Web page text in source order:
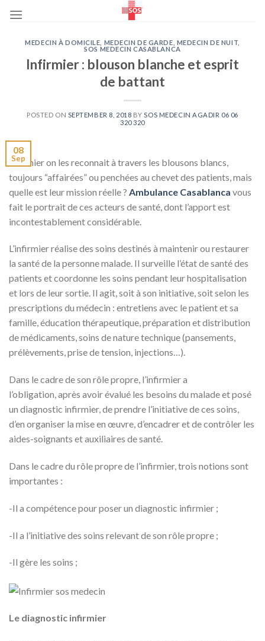
MEDECIN À DOMICILE MEDECIN DE GARDE MEDECIN DE NUIT
SOS MEDECIN CASABLANCA
Infirmier : blouson blanche et esprit
de battant
POSTED ON SEPTEMBER 8, 2018 BY SOS MEDECIN AGADIR 06 06
320 320
08
Sep
Infirmier on les reconnait à travers les blousons blancs,
toujours “affairées” ou penchées au chevet des patients, mais
quelle est leur mission réelle ? Ambulance Casablanca vous
fait le portrait de ces acteurs de santé, dont l’apport est
incontestablement considérable.
L’infirmier réalise des soins destinés à maintenir ou restaurer
la santé de la personne malade. Il surveille l’état de santé des
patients et coordonne les soins pendant leur hospitalisation
et lors de leur sortie. Il agit, soit à son initiative, soit selon les
prescriptions du médecin : entretiens avec le patient et sa
famille, éducation thérapeutique, préparation et distribution
de médicaments, soins de nature technique (pansements,
prélèvements, prise de tension, injections…).
Dans le cadre de son rôle propre, l’infirmier a
l’obligation, après avoir évalué les besoins du malade et posé
un diagnostic infirmier, de prendre l’initiative de ces soins,
d’en organiser la mise en œuvre, d’encadrer et de contrôler les
aides-soignants et auxiliaires de santé.
Dans le cadre du rôle propre de l’infirmier, trois notions sont
importantes :
-Il a compétence pour poser un diagnostic infirmier ;
-Il a l’initiative des soins relevant de son rôle propre ;
-Il gère les soins ;
Le diagnostic infirmier